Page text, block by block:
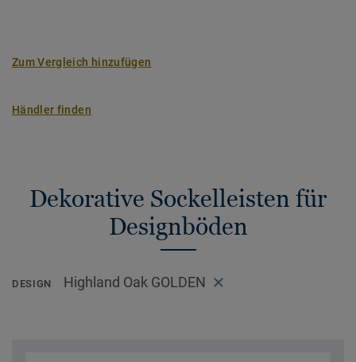
Zum Vergleich hinzufügen
Händler finden
Dekorative Sockelleisten für
Designböden
DESIGN Highland Oak GOLDEN